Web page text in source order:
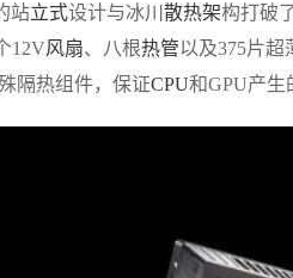
站立式设计与冰川 散热架构打破
12V风扇、八根热管以及375片
隔热组件，保证CPU和GPU产生